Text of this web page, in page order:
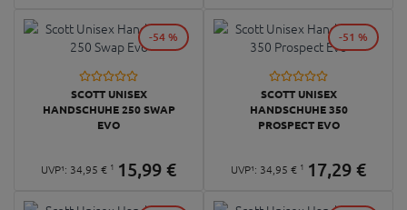
SCOTT UNISEX
HANDSCHUHE 250 SWAP
EVO
UVP¹: 34, 95 € 1 15,99€
-54 %
SCOTT UNISEX
HANDSCHUHE 350
PROSPECT EVO
UVP¹: 34, 95 € 1 17,29€
-51 %